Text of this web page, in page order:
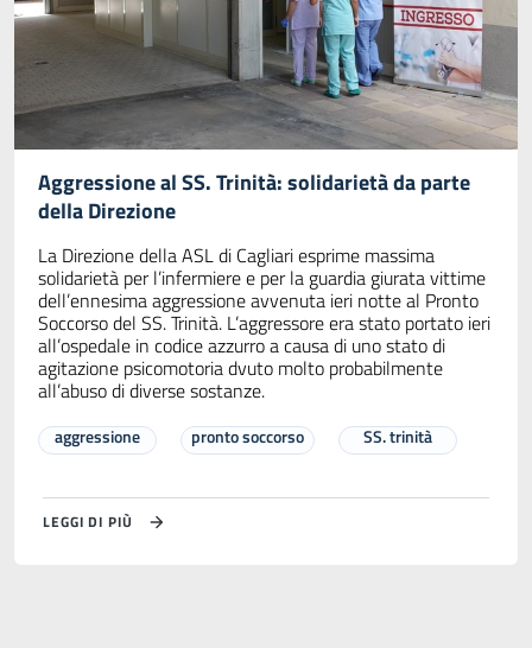
Aggressione al SS. Trinità: solidarietà da parte
della Direzione
La Direzione della ASL di Cagliari esprime massima
solidarietà per l’infermiere e per la guardia giurata vittime
dell’ennesima aggressione avvenuta ieri notte al Pronto
Soccorso del SS. Trinità. L’aggressore era stato portato ieri
all’ospedale in codice azzurro a causa di uno stato di
agitazione psicomotoria dvuto molto probabilmente
all’abuso di diverse sostanze.
aggressione pronto soccorso SS. trinità
LEGGI DI PIÙ